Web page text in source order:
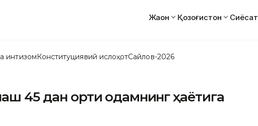
Жаҳон Қозоғистон Сиёсат
интизомКонституциявий ислоҳотСайлов-2026
45 дан ортиқ одамнинг ҳаётига